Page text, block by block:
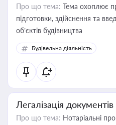
Про що тема: Тема охоплює
підготовки, здійснення та
об’єктів будівництва
Будівельна діяльність
Легалізація документів
Про що тема: Нотаріальні